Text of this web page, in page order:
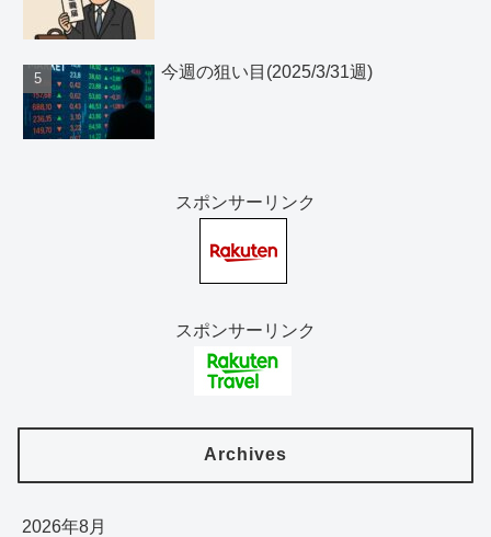
今週の狙い目(2025/3/31週)
スポンサーリンク
スポンサーリンク
Archives
2026年8月